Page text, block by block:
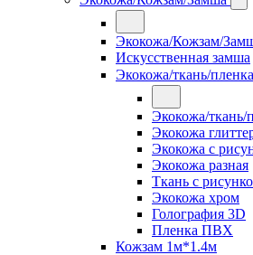
Экокожа/Кожзам/
Искусственная замша
Экокожа/ткань/пленка
Экокожа/ткань/
Экокожа
Экокожа с
Экокожа разная
Ткань с
Экокожа хром
Голография 3D
Пленка ПВХ
Кожзам 1м*1.4м